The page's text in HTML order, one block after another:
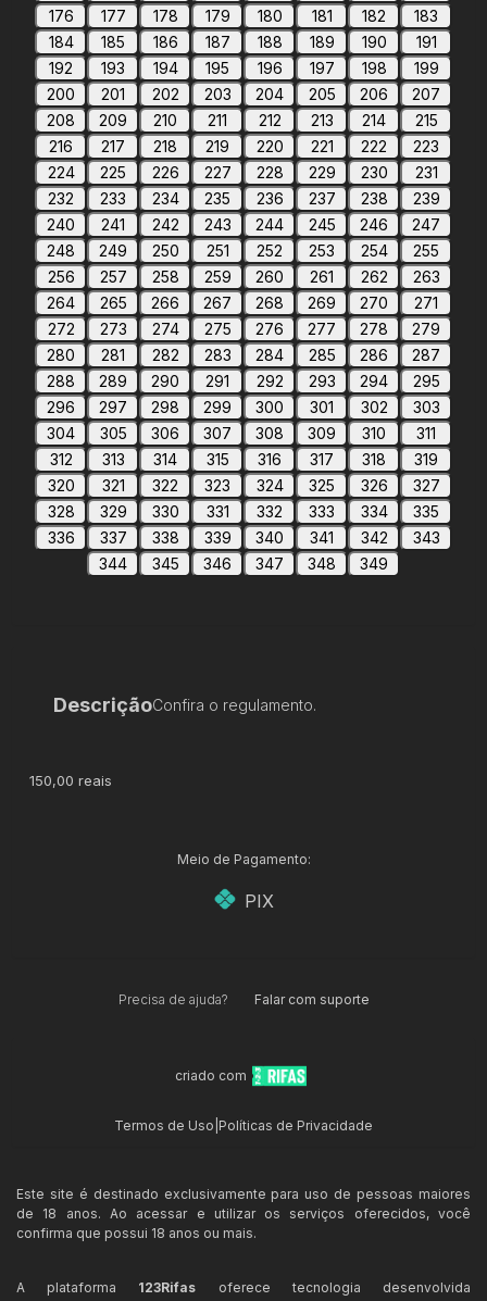
176
177 178 179 180 181 182
183
184
185 186 187 188 189 190
191
192
193 194 195 196 197 198
199
200
201 202 203 204 205 206
207
208
209 210 211 212 213 214
215
216
217 218 219 220 221 222
223
224
225 226 227 228 229 230
231
232
233 234 235 236 237 238
239
240
241 242 243 244 245 246
247
248
249 250 251 252 253 254
255
256
257 258 259 260 261 262
263
264
265 266 267 268 269 270
271
272
273 274 275 276 277 278
279
280
281 282 283 284 285 286
287
288
289 290 291 292 293 294
295
296
297 298 299 300 301 302
303
304
305 306 307 308 309 310
311
312
313 314 315 316 317 318
319
320
321 322 323 324 325 326
327
328
329 330 331 332 333 334
335
336
337 338 339 340 341 342
343
344
345 346 347 348 349
DescriçãoConfira o regulamento.
150,00 reais
Meio de Pagamento:
PIX
Precisa de ajuda? Falar com suporte
criado com
Termos de Uso Políticas de Privacidade
Este site é destinado exclusivamente para uso de pessoas maiores
de 18 anos. Ao acessar e utilizar os serviços oferecidos, você
confirma que possui 18 anos ou mais.
A plataforma 123Rifas oferece tecnologia desenvolvida